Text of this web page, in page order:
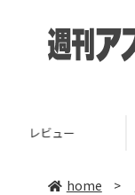
ニュース
home >